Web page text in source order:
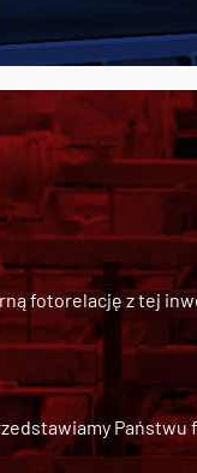
fotorelację z tej
Państwu